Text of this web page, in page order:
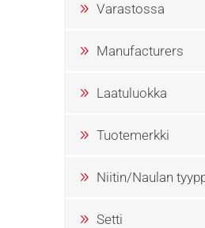
Varastossa
Manufacturers
Laatuluokka
Tuotemerkki
Niitin/Naulan
Setti